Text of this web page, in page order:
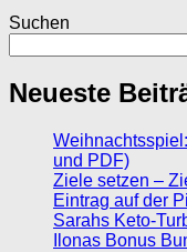
Suchen
Neueste
und PDF)
Ziele setzen –
Eintrag auf der
Sarahs Keto-
Ilonas Bonus